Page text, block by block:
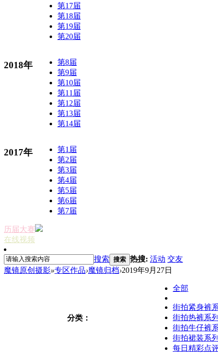
第17届
第18届
第19届
第20届
2018年
第8届
第9届
第10届
第11届
第12届
第13届
第14届
2017年
第1届
第2届
第3届
第4届
第5届
第6届
第7届
历届大赛
在线视频
搜索 搜索 热搜: 活动 交友
魔镜原创摄影»专区作品›魔镜归档›2019年9月27日
分类：
全部
街拍紧身裤
街拍热裤系
街拍牛仔裤
街拍裙装系
每日精彩点